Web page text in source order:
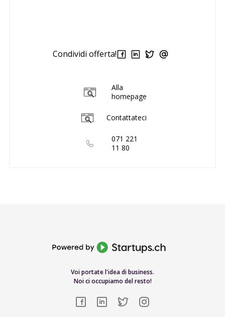
Condividi offerta!
Alla
homepage
Contattateci
071 221
11 80
Voi portate l'idea di business.
Noi ci occupiamo del resto!